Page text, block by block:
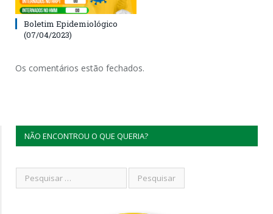
Boletim Epidemiológico
(07/04/2023)
Os comentários estão fechados.
NÃO ENCONTROU O QUE QUERIA?